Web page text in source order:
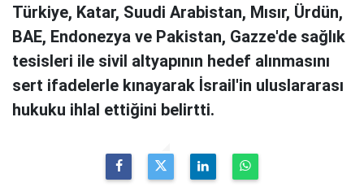
Türkiye, Katar, Suudi Arabistan, Mısır, Ürdün,
BAE, Endonezya ve Pakistan, Gazze'de sağlık
tesisleri ile sivil altyapının hedef alınmasını
sert ifadelerle kınayarak İsrail'in uluslararası
hukuku ihlal ettiğini belirtti.